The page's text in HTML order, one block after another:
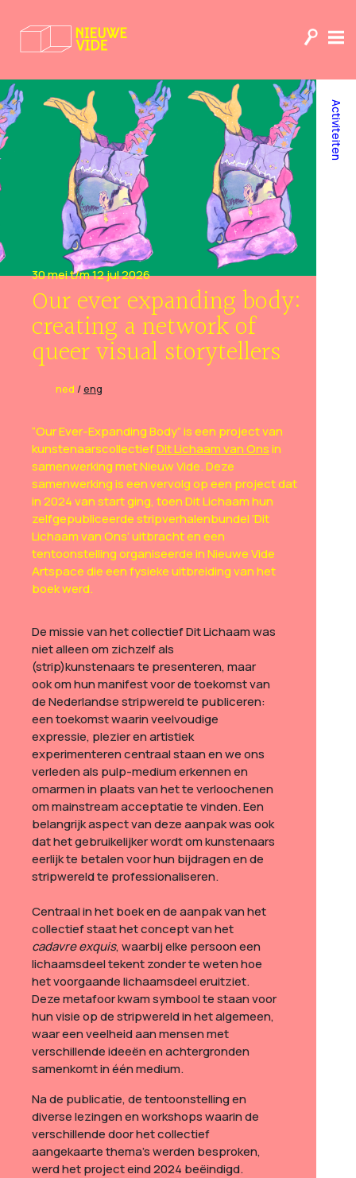
30 mei t/m 12 jul 2026
Our ever expanding body:
creating a network of
queer visual storytellers
ned /eng
“Our Ever-Expanding Body” is een project van
kunstenaarscollectiefDit Lichaam van Onsin
samenwerking met Nieuw Vide. Deze
samenwerking is een vervolg op een project dat
in 2024 van start ging, toen Dit Lichaam hun
zelfgepubliceerde stripverhalenbundel ‘Dit
Lichaam van Ons’ uitbracht en een
tentoonstelling organiseerde in Nieuwe Vide
Artspace die een fysieke uitbreiding van het
boek werd.
De missie van het collectief Dit Lichaam was
niet alleen om zichzelf als
(strip)kunstenaars te presenteren, maar
ook om hun manifest voor de toekomst van
de Nederlandse stripwereld te publiceren:
een toekomst waarin veelvoudige
expressie, plezier en artistiek
experimenteren centraal staan ​​en we ons
verleden als pulp-medium erkennen en
omarmen in plaats van het te verloochenen
om mainstream acceptatie te vinden. Een
belangrijk aspect van deze aanpak was ook
dat het gebruikelijker wordt om kunstenaars
eerlijk te betalen voor hun bijdragen en de
stripwereld te professionaliseren.
Centraal in het boek en de aanpak van het
collectief staat het concept van het
cadavre exquis, waarbij elke persoon een
lichaamsdeel tekent zonder te weten hoe
het voorgaande lichaamsdeel eruitziet.
Deze metafoor kwam symbool te staan ​​voor
hun visie op de stripwereld in het algemeen,
waar een veelheid aan mensen met
verschillende ideeën en achtergronden
samenkomt in één medium.
Na de publicatie, de tentoonstelling en
diverse lezingen en workshops waarin de
verschillende door het collectief
aangekaarte thema’s werden besproken,
werd het project eind 2024 beëindigd.
Activiteiten